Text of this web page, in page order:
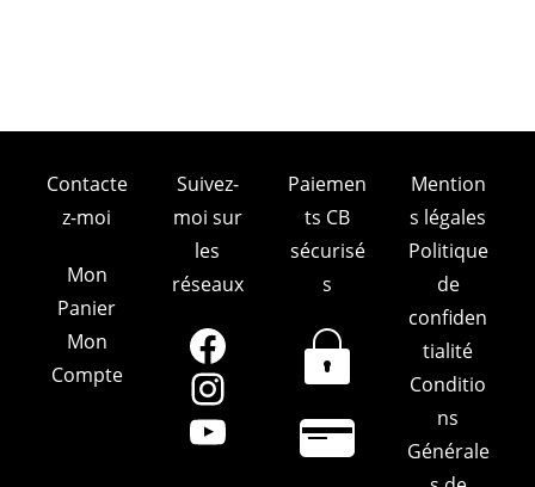
Contacte
z-moi
Mon
Panier
Mon
Compte
Suivez-
moi sur
les
réseaux
Facebook
Instagram
YouTube
Paiemen
ts CB
sécurisé
s
Mention
s légales
Politique
de
confiden
tialité
Conditio
ns
Générale